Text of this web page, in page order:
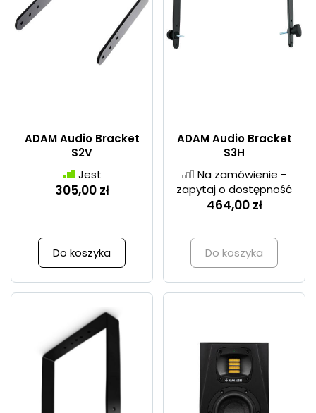
ADAM Audio Bracket
S2V
Jest
305,00 zł
Do koszyka
ADAM Audio Bracket
S3H
Na zamówienie -
zapytaj o dostępność
464,00 zł
Do koszyka